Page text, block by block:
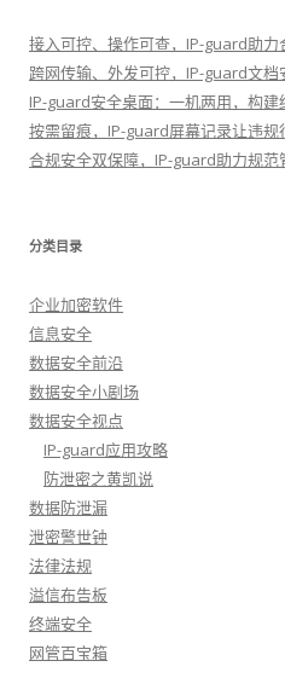
接入可控、操作可查，IP-guard助
跨网传输、外发可控，IP-guard文
IP-guard安全桌面：一机两用，构建
按需留痕，IP-guard屏幕记录让违规
合规安全双保障，IP-guard助力规范
分类目录
企业加密软件
信息安全
数据安全前沿
数据安全小剧场
数据安全视点
IP-guard应用攻略
防泄密之黄凯说
数据防泄漏
泄密警世钟
法律法规
溢信布告板
终端安全
网管百宝箱